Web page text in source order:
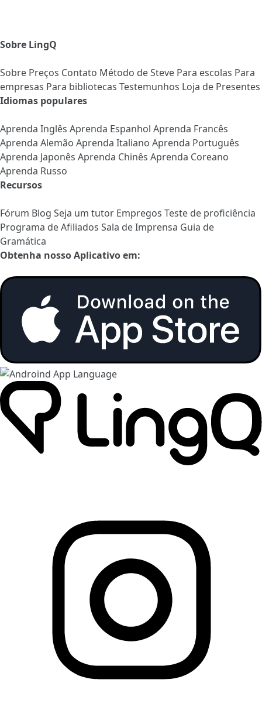
Sobre LingQ
Sobre Preços Contato Método de Steve Para escolas Para
empresas Para bibliotecas Testemunhos Loja de Presentes
Idiomas populares
Aprenda Inglês Aprenda Espanhol Aprenda Francês
Aprenda Alemão Aprenda Italiano Aprenda Português
Aprenda Japonês Aprenda Chinês Aprenda Coreano
Aprenda Russo
Recursos
Fórum Blog Seja um tutor Empregos Teste de proficiência
Programa de Afiliados Sala de Imprensa Guia de
Gramática
Obtenha nosso Aplicativo em: